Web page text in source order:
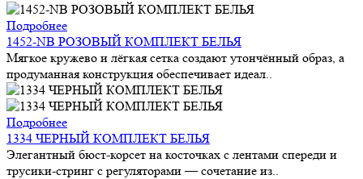
Подробнее
1452-NB РОЗОВЫЙ КОМПЛЕКТ БЕЛЬЯ
Мягкое кружево и лёгкая сетка создают утончённый образ, а
продуманная конструкция обеспечивает идеал..
Подробнее
1334 ЧЕРНЫЙ КОМПЛЕКТ БЕЛЬЯ
Элегантный бюст-корсет на косточках с лентами спереди и
трусики-стринг с регуляторами — сочетание из..